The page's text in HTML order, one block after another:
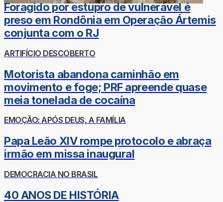
Foragido por estupro de vulnerável é
preso em Rondônia em Operação Ártemis
conjunta com o RJ
ARTIFÍCIO DESCOBERTO
Motorista abandona caminhão em
movimento e foge; PRF apreende quase
meia tonelada de cocaína
EMOÇÃO: APÓS DEUS, A FAMÍLIA
Papa Leão XIV rompe protocolo e abraça
irmão em missa inaugural
DEMOCRACIA NO BRASIL
40 ANOS DE HISTÓRIA